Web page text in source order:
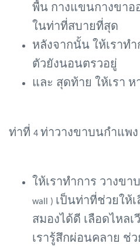
พื้น กางแขนกางขาอ
ในท่าที่สบายที่สุด
หลังจากนั้น ให้เราท
ตัวยังนอนตรวอยู่
และ สุดท้าย ให้เรา
ท่าที่ 4 ท่าวางขาบนกำแพง
ให้เราทำการ วางขา
wall ) เป็นท่าที่ช่วยให้เ
สมองได้ดี เลือดไหล
เรารู้สึกผ่อนคลาย ช่